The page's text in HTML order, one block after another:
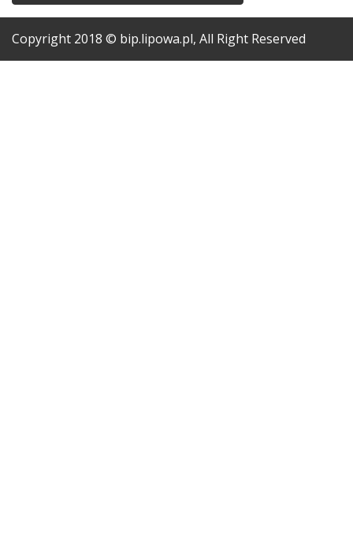
Copyright 2018 © bip.lipowa.pl, All Right Reserved